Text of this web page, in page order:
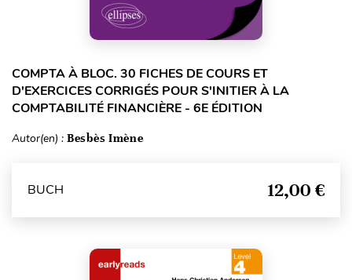
COMPTA À BLOC. 30 FICHES DE COURS ET
D'EXERCICES CORRIGÉS POUR S'INITIER À LA
COMPTABILITÉ FINANCIÈRE - 6E ÉDITION
Autor(en) : Besbès Imène
BUCH 12,00 €